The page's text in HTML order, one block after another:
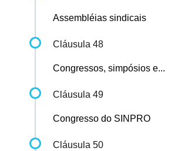
Assembléias sindicais
Cláusula 48
Congressos, simpósios e...
Cláusula 49
Congresso do SINPRO
Cláusula 50